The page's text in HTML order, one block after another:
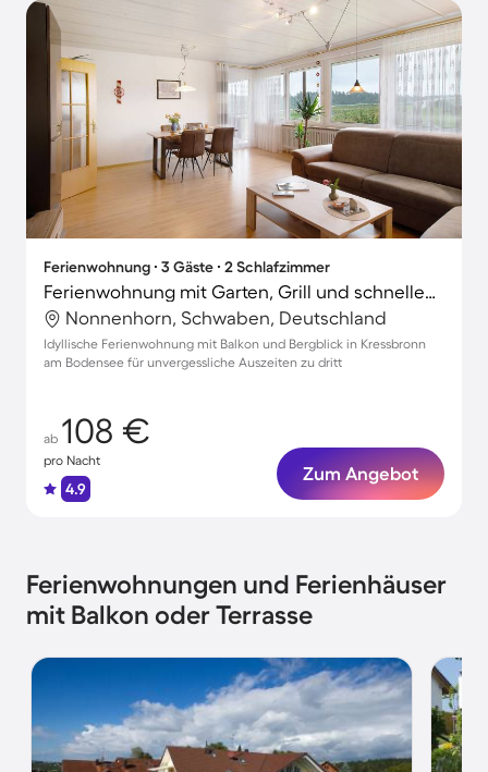
Ferienwohnung ∙ 3 Gäste ∙ 2 Schlafzimmer
Ferienwohnung mit Garten, Grill und schnellem Internet | Gartenblick
Nonnenhorn, Schwaben, Deutschland
Idyllische Ferienwohnung mit Balkon und Bergblick in Kressbronn
am Bodensee für unvergessliche Auszeiten zu dritt
ab 108 €
pro Nacht
4.9
Zum Angebot
Ferienwohnungen und Ferienhäuser
mit Balkon oder Terrasse